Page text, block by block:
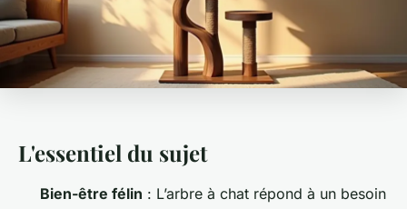
L'essentiel du sujet
Bien-être félin : L’arbre à chat répond à un besoin